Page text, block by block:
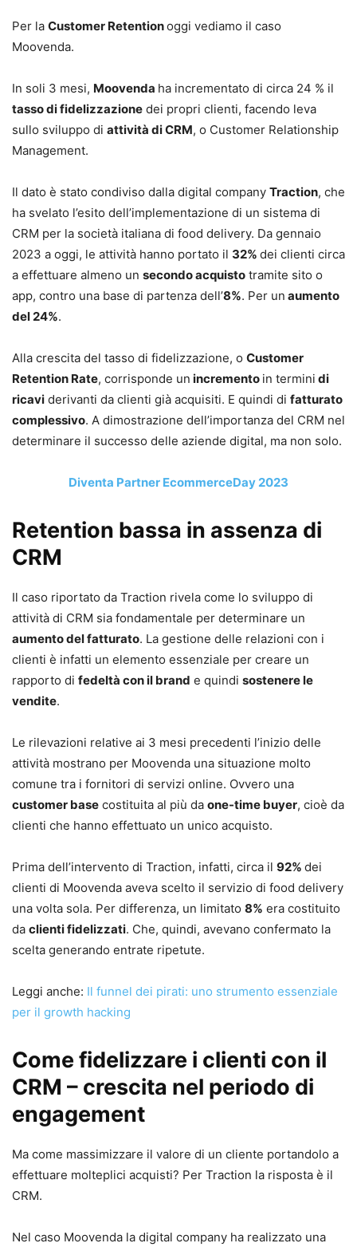
Per la Customer Retentionoggi vediamo il caso
Moovenda.
In soli 3 mesi, Moovenda ha incrementato di circa 24 % il
tasso di fidelizzazione dei propri clienti, facendo leva
sullo sviluppo di attività di CRM, o Customer Relationship
Management.
Il dato è stato condiviso dalla digital company Traction, che
ha svelato l’esito dell’implementazione di un sistema di
CRM per la società italiana di food delivery. Da gennaio
2023 a oggi, le attività hanno portato il 32% dei clienti circa
a effettuare almeno un secondo acquisto tramite sito o
app, contro una base di partenza dell’8%. Per un aumento
del 24%.
Alla crescita del tasso di fidelizzazione, o Customer
Retention Rate, corrisponde un incremento in termini di
ricavi derivanti da clienti già acquisiti. E quindi di fatturato
complessivo. A dimostrazione dell’importanza del CRM nel
determinare il successo delle aziende digital, ma non solo.
Diventa Partner EcommerceDay 2023
Retention bassa in assenza di
CRM
Il caso riportato da Traction rivela come lo sviluppo di
attività di CRM sia fondamentale per determinare un
aumento del fatturato. La gestione delle relazioni con i
clienti è infatti un elemento essenziale per creare un
rapporto di fedeltà con il brand e quindi sostenere le
vendite.
Le rilevazioni relative ai 3 mesi precedenti l’inizio delle
attività mostrano per Moovenda una situazione molto
comune tra i fornitori di servizi online. Ovvero una
customer base costituita al più da one-time buyer, cioè da
clienti che hanno effettuato un unico acquisto.
Prima dell’intervento di Traction, infatti, circa il 92% dei
clienti di Moovenda aveva scelto il servizio di food delivery
una volta sola. Per differenza, un limitato 8% era costituito
da clienti fidelizzati. Che, quindi, avevano confermato la
scelta generando entrate ripetute.
Leggi anche: Il funnel dei pirati: uno strumento essenziale
per il growth hacking
Come fidelizzare i clienti con il
CRM – crescita nel periodo di
engagement
Ma come massimizzare il valore di un cliente portandolo a
effettuare molteplici acquisti? Per Traction la risposta è il
CRM.
Nel caso Moovenda la digital company ha realizzato una